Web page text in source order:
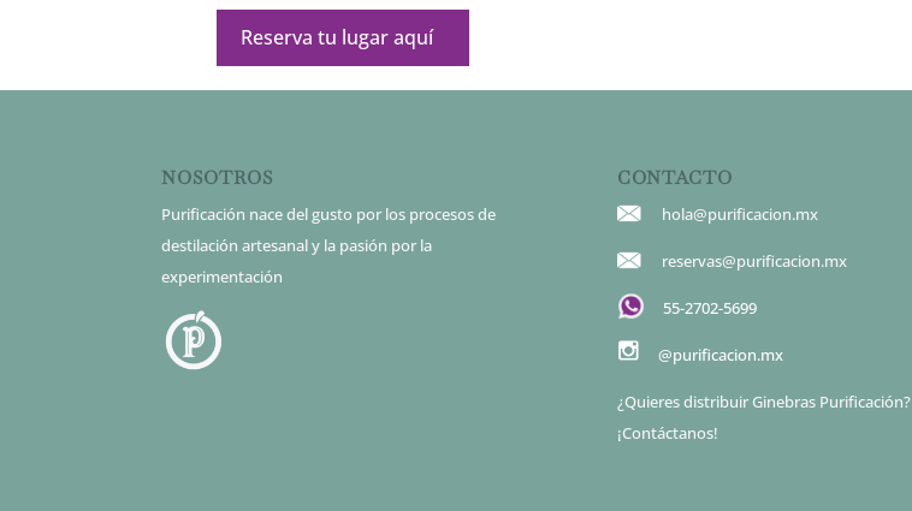
Reserva tu lugar aquí
NOSOTROS
Purificación nace del gusto por los procesos de
destilación artesanal y la pasión por la
experimentación
CONTACTO
hola@purificacion.mx
reservas@purificacion.mx
55-2702-5699
@purificacion.mx
¿Quieres distribuir Ginebras Purificación?
¡Contáctanos!